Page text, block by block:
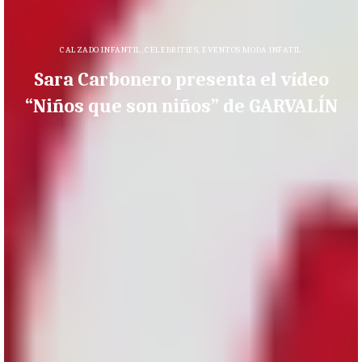
CALZADO INFANTIL ,CELEBRITIES, EVENTOS MODA INFATIL
Sara Carbonero presenta el vídeo
“Niños que son niños” de GARVALÍN